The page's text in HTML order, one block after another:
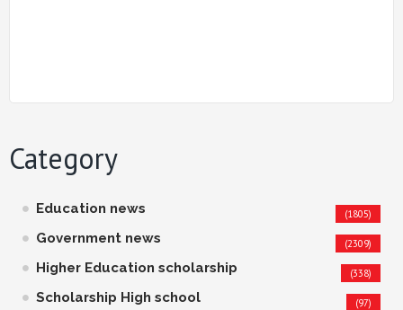
Category
Education news (1805)
Government news (2309)
Higher Education scholarship (338)
Scholarship High school (97)